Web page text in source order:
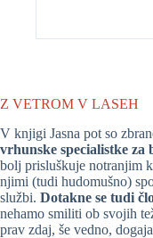
Z VETROM V LASEH
V knjigi Jasna pot so
vrhunske specialistke za
bolj prisluškuje notranjim
njimi (tudi hudomušno)
službi. Dotakne se tudi
nehamo smiliti ob svojih
prav zdaj, še vedno,